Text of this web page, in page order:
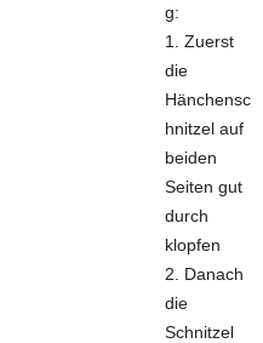
g:
1. Zuerst
die
Hänchensc
hnitzel auf
beiden
Seiten gut
durch
klopfen
2. Danach
die
Schnitzel